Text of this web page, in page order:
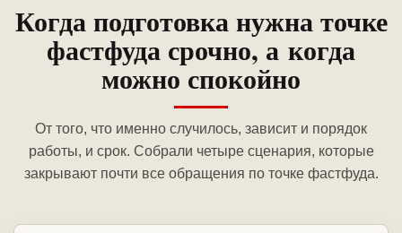
Когда подготовка нужна точке
фастфуда срочно, а когда
можно спокойно
От того, что именно случилось, зависит и порядок
работы, и срок. Собрали четыре сценария, которые
закрывают почти все обращения по точке фастфуда.